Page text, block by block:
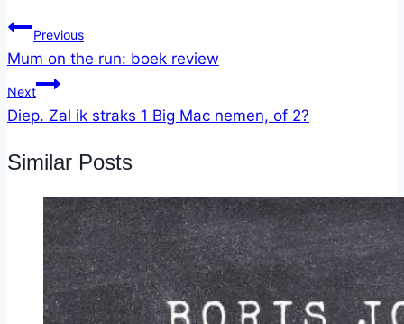
Previous
Mum on the run: boek review
Next
Diep. Zal ik straks 1 Big Mac nemen, of 2?
Similar Posts